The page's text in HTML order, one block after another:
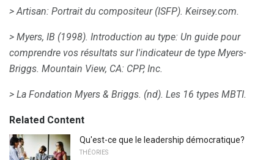
> Artisan: Portrait du compositeur (ISFP). Keirsey.com.
> Myers, IB (1998). Introduction au type: Un guide pour
comprendre vos résultats sur l'indicateur de type Myers-
Briggs. Mountain View, CA: CPP, Inc.
> La Fondation Myers & Briggs. (nd). Les 16 types MBTI.
Related Content
Qu'est-ce que le leadership démocratique?
THÉORIES